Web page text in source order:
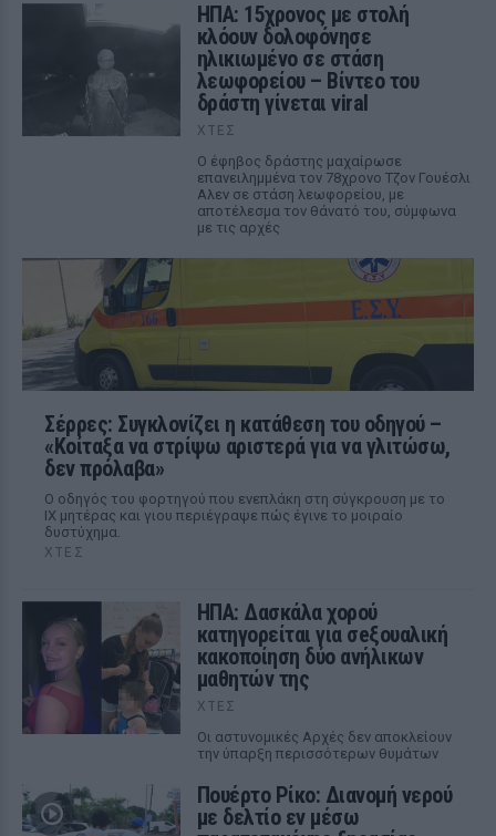
ΗΠΑ: 15χρονος με στολή
κλόουν δολοφόνησε
ηλικιωμένο σε στάση
λεωφορείου – Βίντεο του
δράστη γίνεται viral
ΧΤΕΣ
Ο έφηβος δράστης μαχαίρωσε
επανειλημμένα τον 78χρονο Τζον Γουέσλι
Αλεν σε στάση λεωφορείου, με
αποτέλεσμα τον θάνατό του, σύμφωνα
με τις αρχές
Σέρρες: Συγκλονίζει η κατάθεση του οδηγού –
«Κοίταξα να στρίψω αριστερά για να γλιτώσω,
δεν πρόλαβα»
Ο οδηγός του φορτηγού που ενεπλάκη στη σύγκρουση με το
ΙΧ μητέρας και γιου περιέγραψε πώς έγινε το μοιραίο
δυστύχημα.
ΧΤΕΣ
ΗΠΑ: Δασκάλα χορού
κατηγορείται για σeξουαλική
κακοποίηση δύο ανήλικων
μαθητών της
ΧΤΕΣ
Οι αστυνομικές Αρχές δεν αποκλείουν
την ύπαρξη περισσότερων θυμάτων
Πουέρτο Ρίκο: Διανομή νερού
με δελτίο εν μέσω